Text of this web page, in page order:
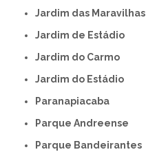
Jardim das Maravilhas
Jardim de Estádio
Jardim do Carmo
Jardim do Estádio
Paranapiacaba
Parque Andreense
Parque Bandeirantes